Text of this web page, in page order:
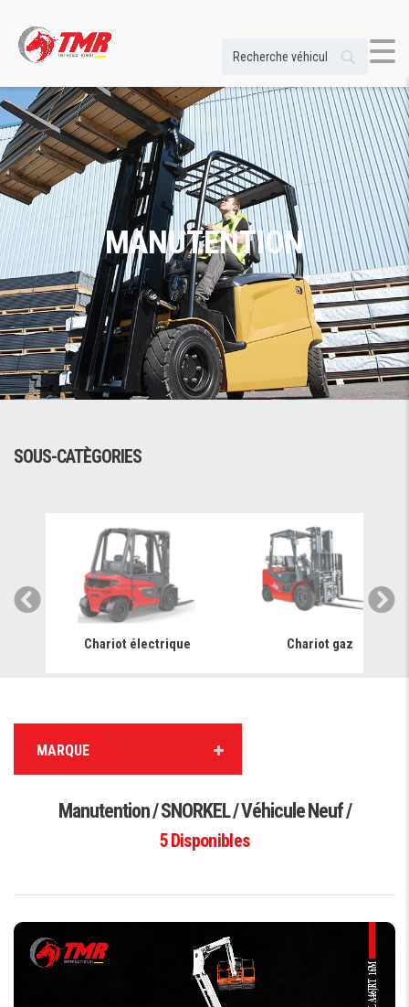
MANUTENTION
SOUS-CATÈGORIES
Chariot électrique Chariot gaz
MARQUE
Manutention / SNORKEL / Véhicule Neuf /
5Disponibles